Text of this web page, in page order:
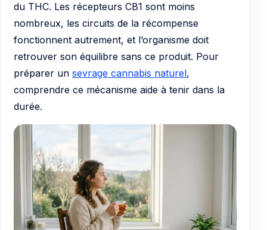
du THC. Les récepteurs CB1 sont moins
nombreux, les circuits de la récompense
fonctionnent autrement, et l’organisme doit
retrouver son équilibre sans ce produit. Pour
préparer un sevrage cannabis naturel,
comprendre ce mécanisme aide à tenir dans la
durée.